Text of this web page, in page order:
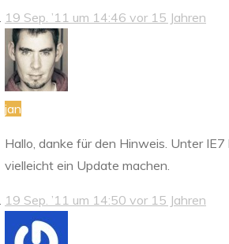
19 Sep. ’11 um 14:46 vor 15 Jahren
jan
Hallo, danke für den Hinweis. Unter
vielleicht ein Update machen.
19 Sep. ’11 um 14:50 vor 15 Jahren